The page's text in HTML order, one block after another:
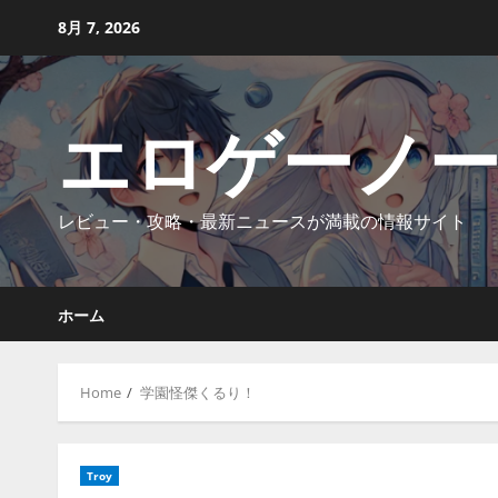
content
8月 7, 2026
エロゲーノ
レビュー・攻略・最新ニュースが満載の情報サイト
ホーム
Home 学園怪傑くるり！
Troy